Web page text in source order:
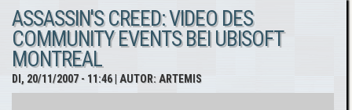
Verkaufcharts
ASSASSIN'S CREED: VIDEO DES
COMMUNITY EVENTS BEI UBISOFT
MONTREAL
DI, 20/11/2007 - 11:46| AUTOR:ARTEMIS